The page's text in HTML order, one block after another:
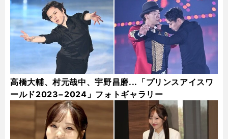
高橋大輔、村元哉中、宇野昌磨...「プリンスアイスワ
ールド2023−2024」フォトギャラリー